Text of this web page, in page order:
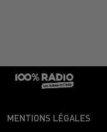
MENTIONS LÉGALES